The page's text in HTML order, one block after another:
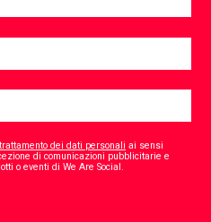
dei dati personali ai sensi
di comunicazioni pubblicitarie e
o eventi di We Are Social.